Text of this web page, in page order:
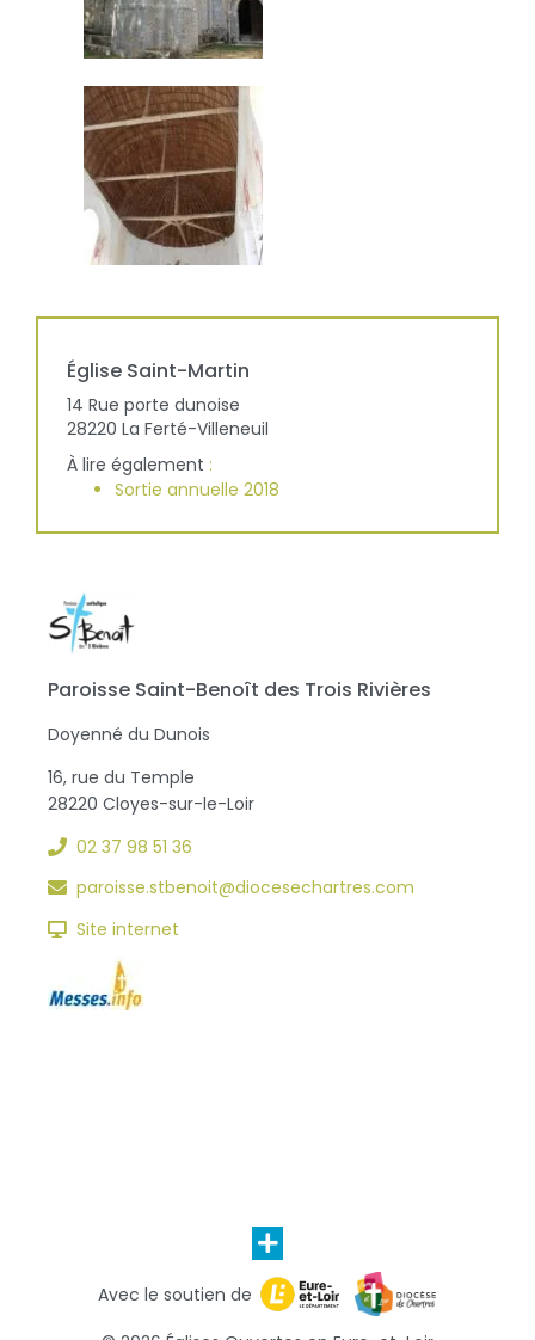
Église Saint-Martin
14 Rue porte dunoise
28220 La Ferté-Villeneuil
À lire également :
Sortie annuelle 2018
Paroisse Saint-Benoît des Trois Rivières
Doyenné du Dunois
16, rue du Temple
28220 Cloyes-sur-le-Loir
02 37 98 51 36
paroisse.stbenoit@diocesechartres.com
Site internet
Avec le soutien de